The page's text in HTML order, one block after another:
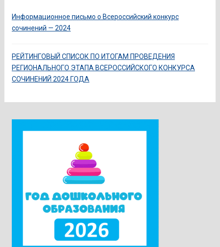
Информационное письмо о Всероссийский конкурс
сочинений — 2024
РЕЙТИНГОВЫЙ СПИСОК ПО ИТОГАМ ПРОВЕДЕНИЯ
РЕГИОНАЛЬНОГО ЭТАПА ВСЕРОССИЙСКОГО КОНКУРСА
СОЧИНЕНИЙ 2024 ГОДА